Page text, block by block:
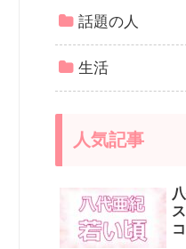
話題の人
生活
人気記事